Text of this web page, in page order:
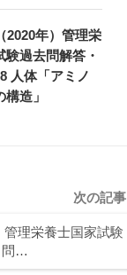
2020年）管理栄
験過去問解答・
人体「アミノ
造」
次の記事
管理栄養士国家試験
問…